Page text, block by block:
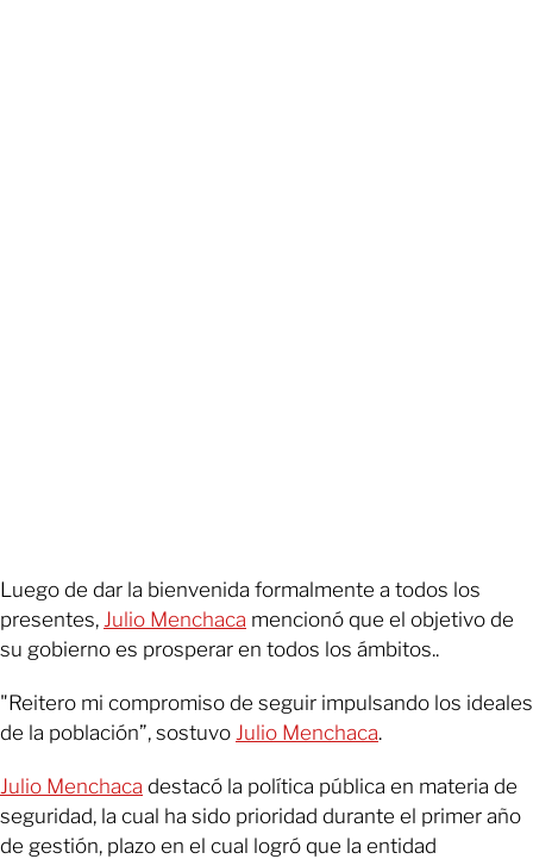
Luego de dar la bienvenida formalmente a todos los
presentes, Julio Menchaca mencionó que el objetivo de
su gobierno es prosperar en todos los ámbitos..
"Reitero mi compromiso de seguir impulsando los ideales
de la población”, sostuvo Julio Menchaca.
Julio Menchaca destacó la política pública en materia de
seguridad, la cual ha sido prioridad durante el primer año
de gestión, plazo en el cual logró que la entidad